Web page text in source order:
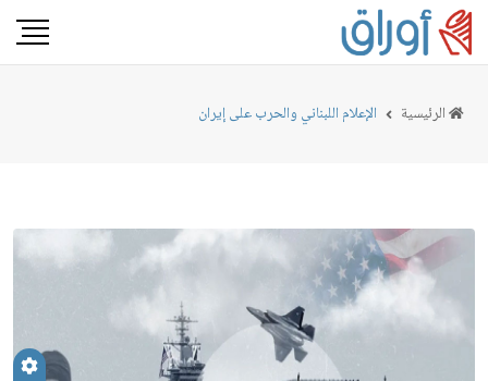
الرئيسية الإعلام اللبناني والحرب على إيران